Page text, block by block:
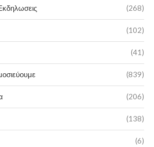
(268)
(102)
(41)
(839)
(206)
(138)
(6)